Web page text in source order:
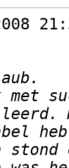
met